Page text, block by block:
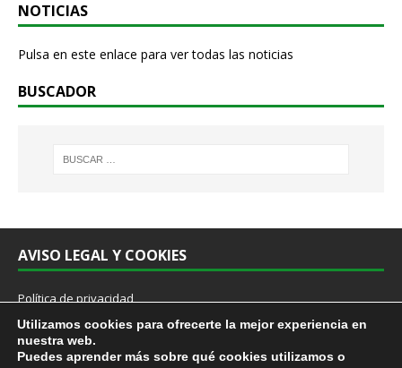
NOTICIAS
Pulsa en este enlace para ver todas las noticias
BUSCADOR
AVISO LEGAL Y COOKIES
Política de privacidad
Cookies
Aviso Legal
Protocolo prevención acoso sexual y por razón de sexo en el trabajo
Utilizamos cookies para ofrecerte la mejor experiencia en
nuestra web.
Puedes aprender más sobre qué cookies utilizamos o